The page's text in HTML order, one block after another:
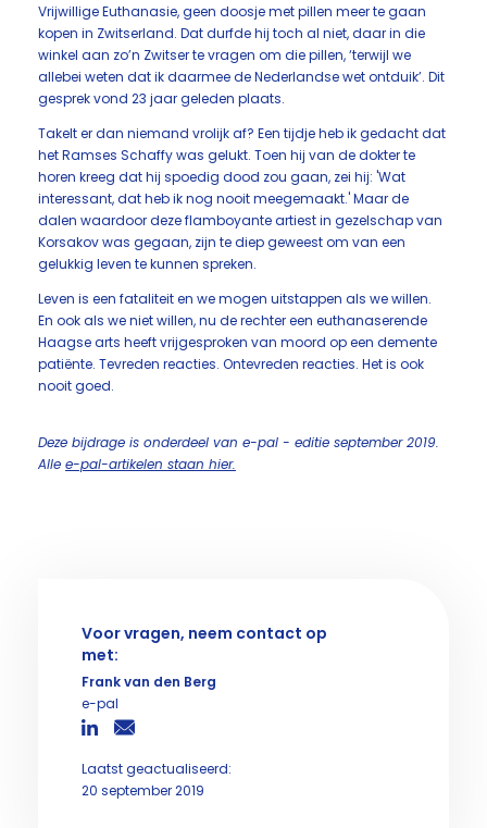
Vrijwillige Euthanasie, geen doosje met pillen meer te gaan
kopen in Zwitserland. Dat durfde hij toch al niet, daar in die
winkel aan zo’n Zwitser te vragen om die pillen, ‘terwijl we
allebei weten dat ik daarmee de Nederlandse wet ontduik’. Dit
gesprek vond 23 jaar geleden plaats.
Takelt er dan niemand vrolijk af? Een tijdje heb ik gedacht dat
het Ramses Schaffy was gelukt. Toen hij van de dokter te
horen kreeg dat hij spoedig dood zou gaan, zei hij: 'Wat
interessant, dat heb ik nog nooit meegemaakt.' Maar de
dalen waardoor deze flamboyante artiest in gezelschap van
Korsakov was gegaan, zijn te diep geweest om van een
gelukkig leven te kunnen spreken.
Leven is een fataliteit en we mogen uitstappen als we willen.
En ook als we niet willen, nu de rechter een euthanaserende
Haagse arts heeft vrijgesproken van moord op een demente
patiënte. Tevreden reacties. Ontevreden reacties. Het is ook
nooit goed.
Deze bijdrage is onderdeel van e-pal - editie september 2019.
Alle e-pal-artikelen staan hier.
Voor vragen, neem contact op
met:
Frank van den Berg
e-pal
Laatst geactualiseerd:
20 september 2019